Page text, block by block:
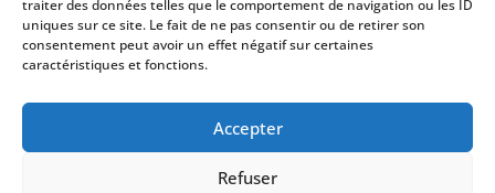
traiter des données telles que le comportement de navigation ou les ID
uniques sur ce site. Le fait de ne pas consentir ou de retirer son
consentement peut avoir un effet négatif sur certaines
caractéristiques et fonctions.
Accepter
Refuser
Recrutement
Mentions légales
SUIVEZ-NOUS